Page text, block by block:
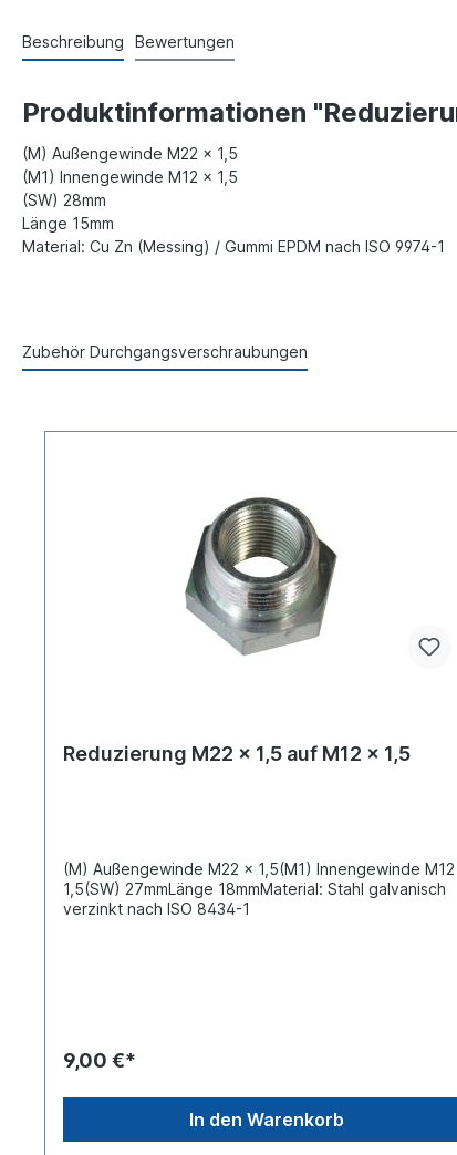
Beschreibung Bewertungen
Produktinformationen
(M) Außengewinde M22 x 1,5
(M1) Innengewinde M12 x 1,5
(SW) 28mm
Länge 15mm
Material: Cu Zn (Messing) / Gummi EPDM nach ISO 9974-1
Zubehör Durchgangsverschraubungen
Reduzierung M22 x 1,5 auf M12 x 1,5
(M) Außengewinde M22 x 1,5(M1) Innengewinde
1,5(SW) 27mmLänge 18mmMaterial: Stahl galvanisch
verzinkt nach ISO 8434-1
9,00 €*
In den Warenkorb